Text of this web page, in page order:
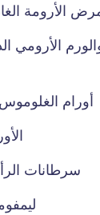
الأرومة
الأرومي
أورام
سرطانات